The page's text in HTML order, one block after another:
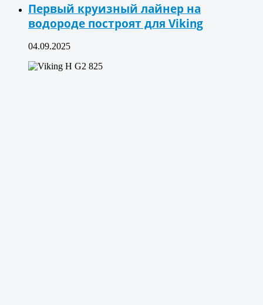
Первый круизный лайнер на
водороде построят для Viking
04.09.2025